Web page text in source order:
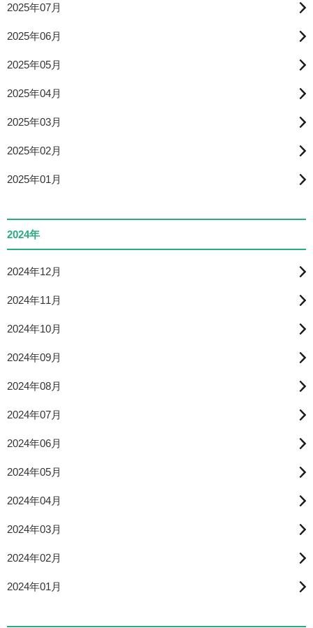
2025年07月
2025年06月
2025年05月
2025年04月
2025年03月
2025年02月
2025年01月
2024年
2024年12月
2024年11月
2024年10月
2024年09月
2024年08月
2024年07月
2024年06月
2024年05月
2024年04月
2024年03月
2024年02月
2024年01月